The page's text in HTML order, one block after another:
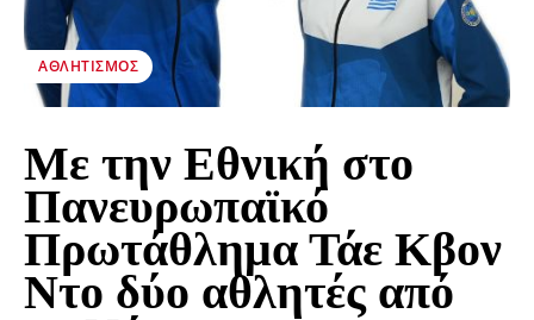
ΑΘΛΗΤΙΣΜΌΣ
Με την Εθνική στο
Πανευρωπαϊκό
Πρωτάθλημα Τάε Κβον
Ντο δύο αθλητές από